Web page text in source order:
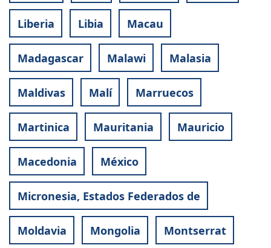
Liberia Libia Macau
Madagascar Malawi Malasia
Maldivas Malí Marruecos
Martinica Mauritania Mauricio
Macedonia México
Micronesia, Estados Federados de
Moldavia Mongolia Montserrat